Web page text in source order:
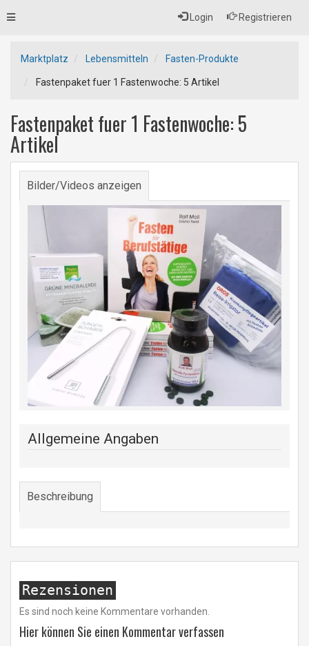
Login Registrieren
Toggle
Marktplatz Lebensmitteln Fasten-Produkte
Fastenpaket fuer 1 Fastenwoche: 5 Artikel
Fastenpaket fuer 1 Fastenwoche: 5
Artikel
Bilder/Videos anzeigen
Allgemeine Angaben
Beschreibung
Rezensionen
Es sind noch keine Kommentare vorhanden.
Hier können Sie einen Kommentar verfassen